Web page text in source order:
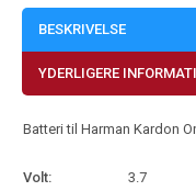
BESKRIVELSE
YDERLIGERE
Batteri til Harman Kardon
Volt:
3.7